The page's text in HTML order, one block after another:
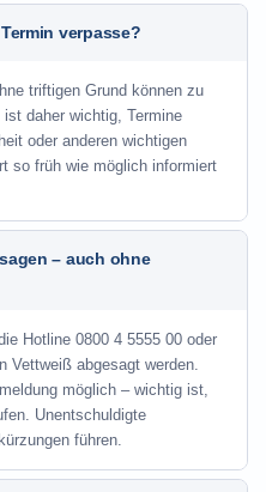
verpasse?
triftigen Grund können zu
daher wichtig, Termine
oder anderen wichtigen
so früh wie möglich informiert
– auch ohne
Hotline 0800 4 5555 00 oder
Vettweiß abgesagt werden.
möglich – wichtig ist,
Unentschuldigte
führen.